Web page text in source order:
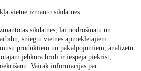
mūs
oksīda
vietne izmanto sīkdatnes
sīkdatnes, lai nodrošinātu un
sniegtu vietnes apmeklētājiem
produktiem un pakalpojumiem, analizētu
jebkurā brīdī ir iespēja piekrist,
Vairāk informācijas par